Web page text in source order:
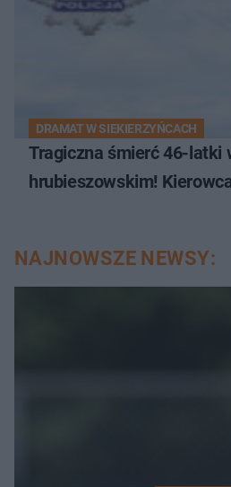
DRAMAT W SIEKIERZYŃCACH
Tragiczna śmierć 46-latki
hrubieszowskim!
NAJNOWSZE NEWSY: